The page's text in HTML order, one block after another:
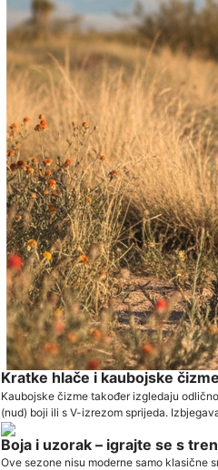
Kratke hlače i kaubojske
Kaubojske čizme također izgledaju
(nud) boji ili s V-izrezom sprijeda.
Boja i uzorak – igrajte se s
Ove sezone nisu moderne samo klasične